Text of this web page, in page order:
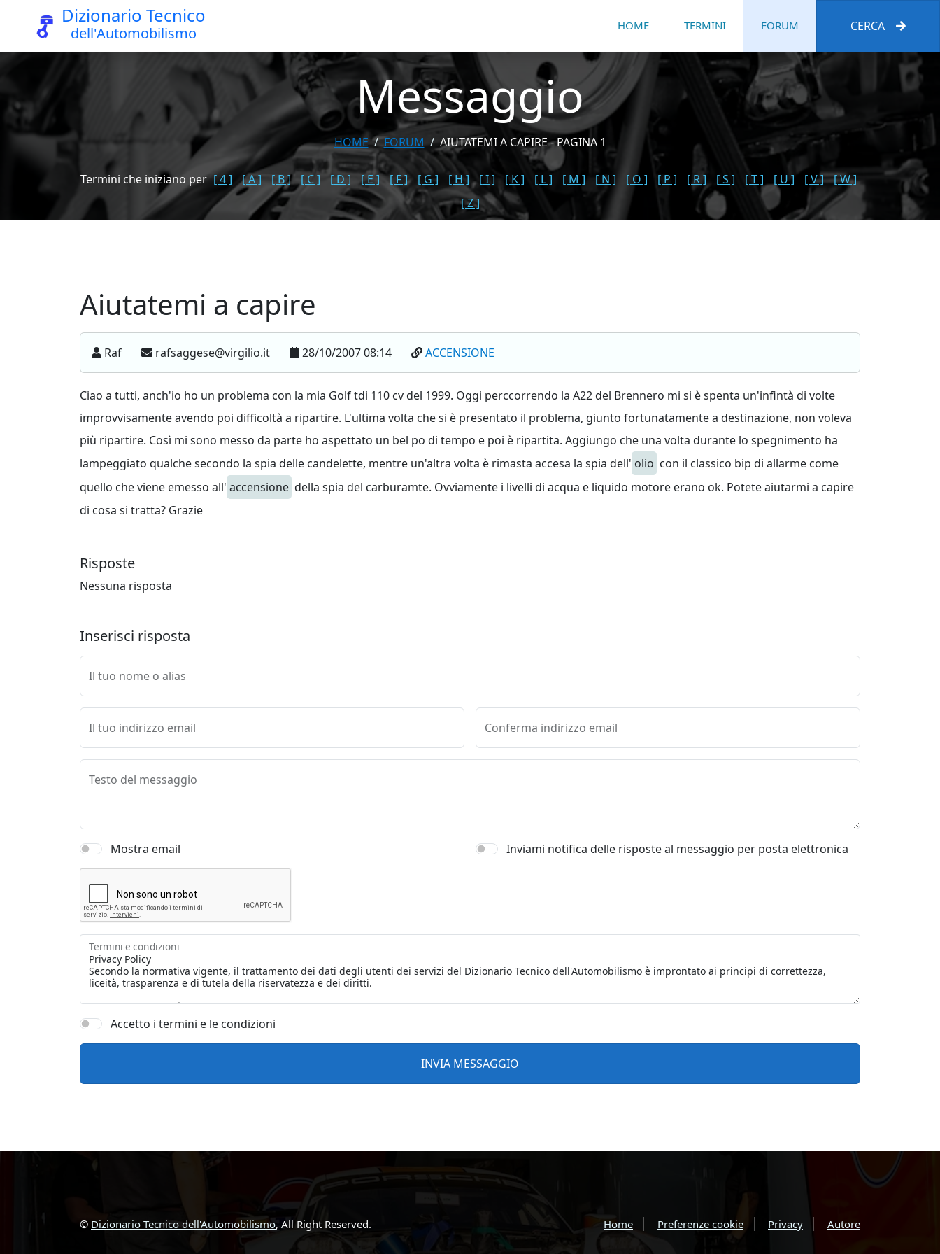
Dizionario Tecnico
dell'Automobilismo HOME TERMINI FORUM CERCA
Messaggio
HOME FORUM AIUTATEMI A CAPIRE - PAGINA 1
Termini che iniziano per [ 4 ] [ A ] [ B ] [ C ] [ D ] [ E ] [ F ] [ G ] [ H ] [ I ] [ K ] [ L ] [ M ] [ N ] [ O ] [ P ] [ R ] [ S ] [ T ] [ U ] [ V ]
[ W ]
[ Z ]
Aiutatemi a capire
Raf rafsaggese@virgilio.it 28/10/2007 08:14 ACCENSIONE
Ciao a tutti, anch'io ho un problema con la mia Golf tdi 110 cv del 1999. Oggi perccorrendo la A22 del Brennero mi si è spenta un'infintà di volte
improvvisamente avendo poi difficoltà a ripartire. L'ultima volta che si è presentato il problema, giunto fortunatamente a destinazione, non voleva
più ripartire. Così mi sono messo da parte ho aspettato un bel po di tempo e poi è ripartita. Aggiungo che una volta durante lo spegnimento ha
lampeggiato qualche secondo la spia delle candelette, mentre un'altra volta è rimasta accesa la spia dell' olio con il classico bip di allarme come
quello che viene emesso all' accensione della spia del carburamte. Ovviamente i livelli di acqua e liquido motore erano ok. Potete aiutarmi a capire
di cosa si tratta? Grazie
Risposte
Nessuna risposta
Inserisci risposta
Il tuo nome o alias
Il tuo indirizzo email Conferma indirizzo email
Testo del messaggio
Mostra email Inviami notifica delle risposte al messaggio per posta elettronica
Termini e condizioni
Accetto i termini e le condizioni
© Dizionario Tecnico dell'Automobilismo, All Right Reserved. Home Preferenze cookie Privacy Autore